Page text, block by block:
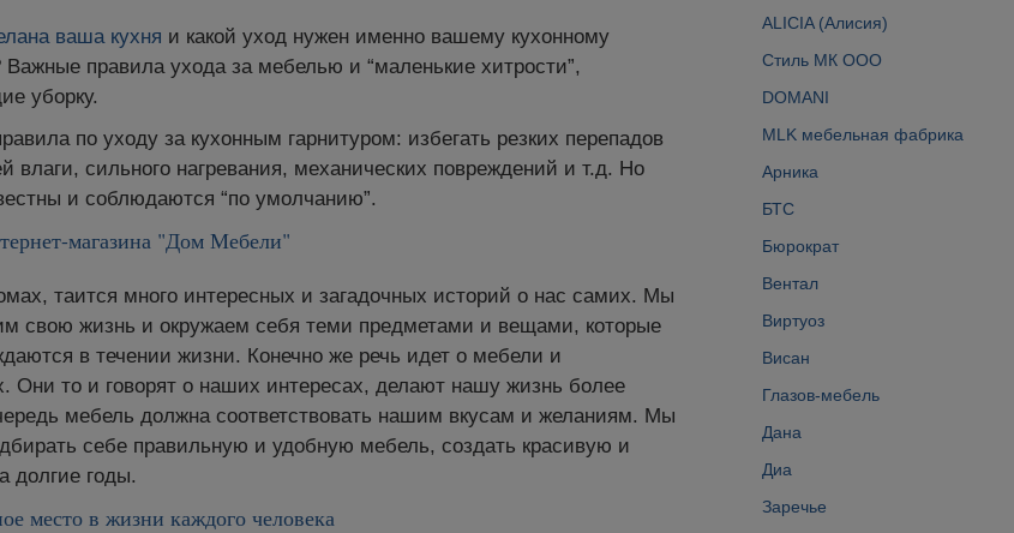
ваша кухня и какой уход нужен именно вашему кухонному
Важные правила ухода за мебелью и “маленькие хитрости”,
уборку.
по уходу за кухонным гарнитуром: избегать резких перепадов
влаги, сильного нагревания, механических повреждений и т.д. Но
и соблюдаются “по умолчанию”.
магазина "Дом Мебели"
таится много интересных и загадочных историй о нас самих. Мы
свою жизнь и окружаем себя теми предметами и вещами, которые
в течении жизни. Конечно же речь идет о мебели и
Они то и говорят о наших интересах, делают нашу жизнь более
мебель должна соответствовать нашим вкусам и желаниям. Мы
себе правильную и удобную мебель, создать красивую и
долгие годы.
место в жизни каждого человека
ALICIA (Алисия)
Cтиль МК ООО
DOMANI
MLK мебельная фабрика
Арника
БТС
Бюрократ
Вентал
Виртуоз
Висан
Глазов-мебель
Дана
Диа
Заречье